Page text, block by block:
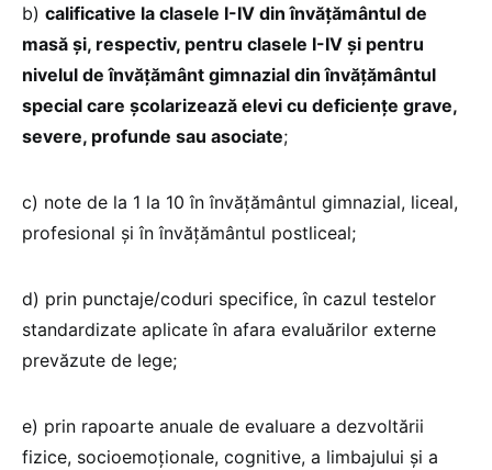
b) calificative la clasele I-IV din învățământul de
masă şi, respectiv, pentru clasele I-IV și pentru
nivelul de învățământ gimnazial din învăţământul
special care şcolarizează elevi cu deficienţe grave,
severe, profunde sau asociate;
c) note de la 1 la 10 în învăţământul gimnazial, liceal,
profesional şi în învăţământul postliceal;
d) prin punctaje/coduri specifice, în cazul testelor
standardizate aplicate în afara evaluărilor externe
prevăzute de lege;
e) prin rapoarte anuale de evaluare a dezvoltării
fizice, socioemoţionale, cognitive, a limbajului şi a